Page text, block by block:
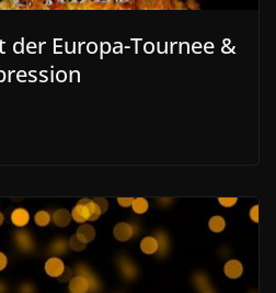
der Europa-Tournee &